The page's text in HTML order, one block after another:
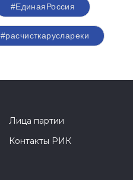
#ЕдинаяРоссия
#расчисткаруслареки
Лица партии
Контакты РИК